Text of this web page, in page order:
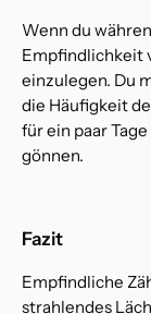
Wenn du
Empfindlichkeit
einzulegen. Du
die Häufigkeit
für ein paar
gönnen.
Fazit
Empfindliche
strahlendes